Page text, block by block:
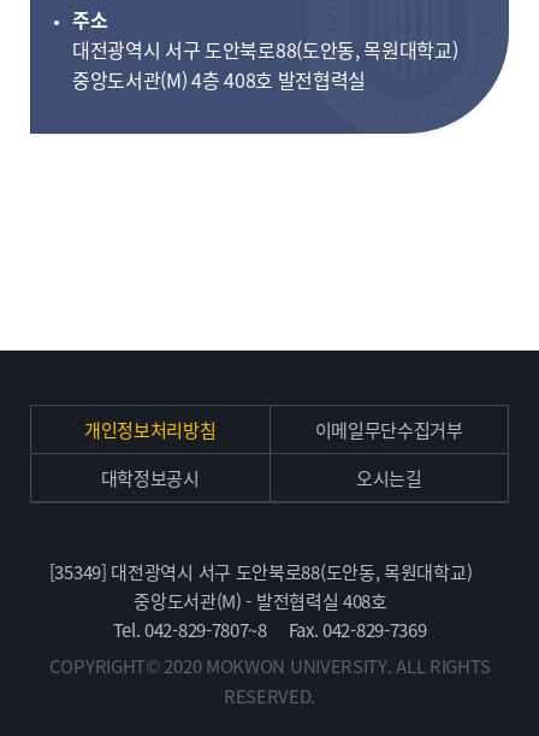
주소
대전광역시 서구 도안북로88(도안동, 목원대학교)
중앙도서관(M) 4층 408호 발전협력실​
개인정보처리방침
이메일무단수집거부
대학정보공시
오시는길
[35349] 대전광역시 서구 도안북로88(도안동, 목원대학교)
중앙도서관(M) - 발전협력실 408호
Tel. 042-829-7807~8
Fax. 042-829-7369
COPYRIGHT© 2020 MOKWON UNIVERSITY. ALL RIGHTS
RESERVED.